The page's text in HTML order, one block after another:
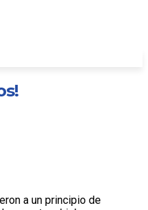
a un principio de